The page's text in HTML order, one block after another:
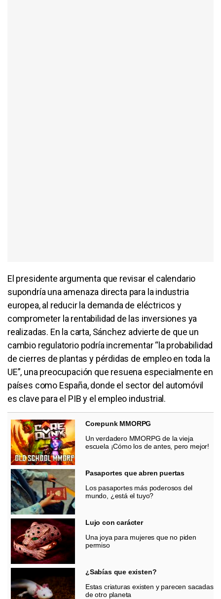
El presidente argumenta que revisar el calendario
supondría una amenaza directa para la industria
europea, al reducir la demanda de eléctricos y
comprometer la rentabilidad de las inversiones ya
realizadas. En la carta, Sánchez advierte de que un
cambio regulatorio podría incrementar “la probabilidad
de cierres de plantas y pérdidas de empleo en toda la
UE”, una preocupación que resuena especialmente en
países como España, donde el sector del automóvil
es clave para el PIB y el empleo industrial.
Corepunk MMORPG
Un verdadero MMORPG de la vieja
escuela ¡Cómo los de antes, pero mejor!
Pasaportes que abren puertas
Los pasaportes más poderosos del
mundo, ¿está el tuyo?
Lujo con carácter
Una joya para mujeres que no piden
permiso
¿Sabías que existen?
Estas criaturas existen y parecen sacadas
de otro planeta